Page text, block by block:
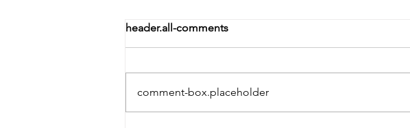
header.all-comments
comment-box.placeholder